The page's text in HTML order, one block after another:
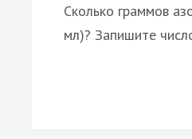
Сколько граммов
мл)? Запишите